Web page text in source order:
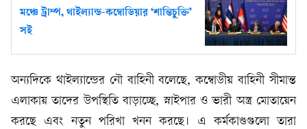
মঞ্চে ট্রাম্প, থাইল্যান্ড-কম্বোডিয়ার ‘শান্তিচুক্তি’
সই
অন্যদিকে থাইল্যান্ডের নৌ বাহিনী বলেছে, কম্বোডীয় বাহিনী সীমান্ত
এলাকায় তাদের উপস্থিতি বাড়াচ্ছে, স্নাইপার ও ভারী অস্ত্র মোতায়েন
করছে এবং নতুন পরিখা খনন করছে। এ কর্মকাণ্ডগুলো তারা